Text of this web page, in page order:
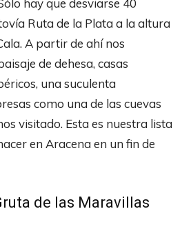
hay que desviarse 40
Ruta de la Plata a la altura
A partir de ahí nos
de dehesa, casas
una suculenta
como una de las cuevas
visitado. Esta es nuestra lista
en Aracena en un fin de
de las Maravillas